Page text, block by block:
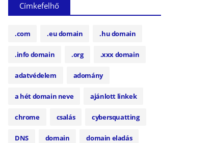
Címkefelhő
.com .eu domain .hu domain
.info domain .org .xxx domain
adatvédelem adomány
a hét domain neve ajánlott linkek
chrome csalás cybersquatting
DNS domain domain eladás